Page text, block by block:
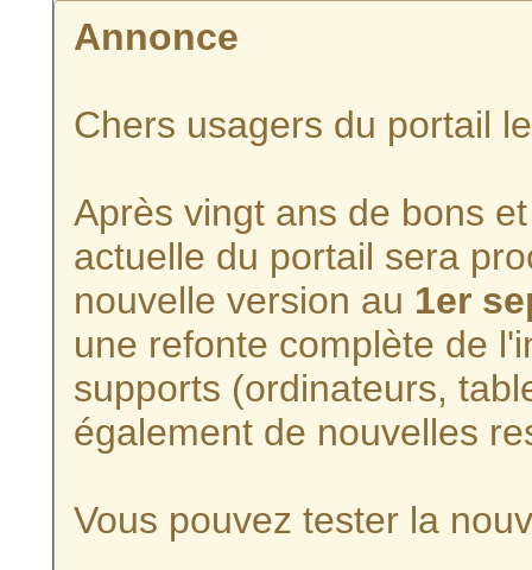
Annonce
Chers usagers du portail
Après vingt ans de bons
actuelle du portail sera
nouvelle version au 1er
une refonte complète de
supports (ordinateurs,
également de nouvelles
Vous pouvez tester la